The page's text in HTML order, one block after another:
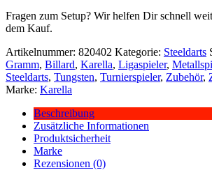
Fragen zum Setup? Wir helfen Dir schnell
dem Kauf.
Artikelnummer: 820402 Kategorie: Steeldarts
Gramm, Billard, Karella, Ligaspieler,
Steeldarts, Tungsten, Turnierspieler, Zubehör,
Marke: Karella
Beschreibung
Zusätzliche Informationen
Produktsicherheit
Marke
Rezensionen (0)